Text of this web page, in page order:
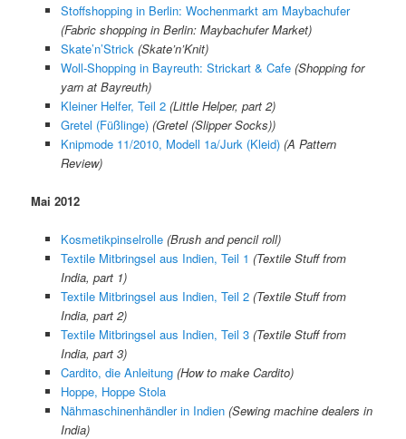
Stoffshopping in Berlin: Wochenmarkt am Maybachufer
(Fabric shopping in Berlin: Maybachufer Market)
Skate’n’Strick (Skate’n’Knit)
Woll-Shopping in Bayreuth: Strickart & Cafe (Shopping for
yarn at Bayreuth)
Kleiner Helfer, Teil 2 (Little Helper, part 2)
Gretel (Füßlinge) (Gretel (Slipper Socks))
Knipmode 11/2010, Modell 1a/Jurk (Kleid) (A Pattern
Review)
Mai 2012
Kosmetikpinselrolle (Brush and pencil roll)
Textile Mitbringsel aus Indien, Teil 1 (Textile Stuff from
India, part 1)
Textile Mitbringsel aus Indien, Teil 2 (Textile Stuff from
India, part 2)
Textile Mitbringsel aus Indien, Teil 3 (Textile Stuff from
India, part 3)
Cardito, die Anleitung (How to make Cardito)
Hoppe, Hoppe Stola
Nähmaschinenhändler in Indien (Sewing machine dealers in
India)